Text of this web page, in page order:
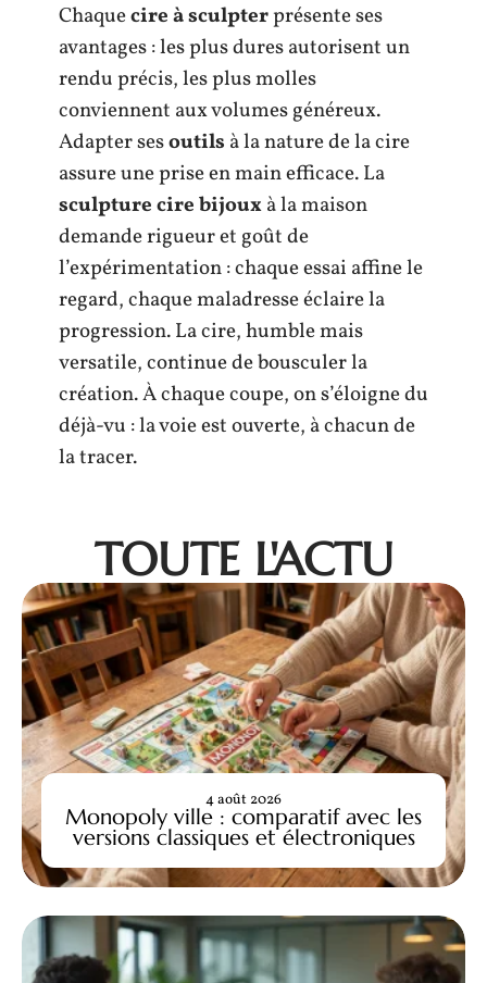
Chaquecire à sculpterprésente ses
avantages : les plus dures autorisent un
rendu précis, les plus molles
conviennent aux volumes généreux.
Adapter sesoutils à la nature de la cire
assure une prise en main efficace. La
sculpture cire bijouxà la maison
demande rigueur et goût de
l’expérimentation : chaque essai affine le
regard, chaque maladresse éclaire la
progression. La cire, humble mais
versatile, continue de bousculer la
création. À chaque coupe, on s’éloigne du
déjà-vu : la voie est ouverte, à chacun de
la tracer.
TOUTE L'ACTU
Monopoly ville : comparatif avec les
versions classiques et électroniques
4 août 2026